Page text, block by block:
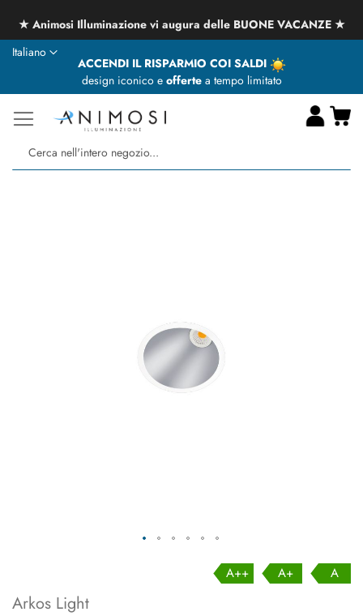
★ Animosi Illuminazione vi augura delle BUONE VACANZE ★
ACCENDI IL RISPARMIO COI SALDI
design iconico e offertea tempo limitato
Lingua
Italiano
A++ A+ A
Arkos Light